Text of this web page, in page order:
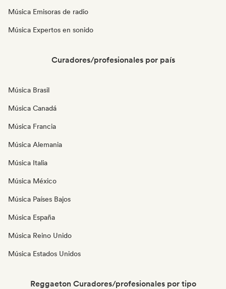
Música Emisoras de radio
Música Expertos en sonido
Curadores/profesionales por país
Música Brasil
Música Canadá
Música Francia
Música Alemania
Música Italia
Música México
Música Países Bajos
Música España
Música Reino Unido
Música Estados Unidos
Reggaeton Curadores/profesionales por tipo